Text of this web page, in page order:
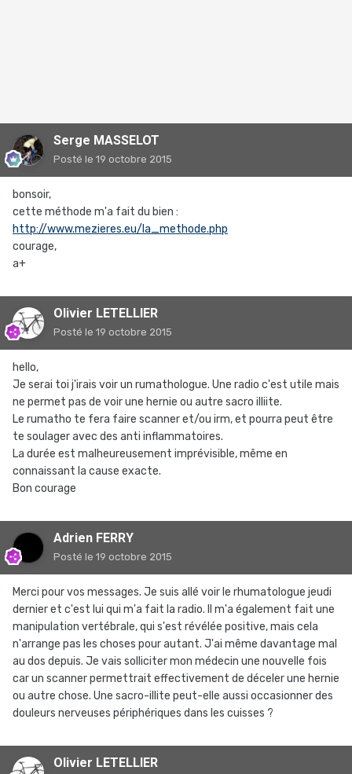
Serge MASSELOT
Posté le 19 octobre 2015
bonsoir,
cette méthode m'a fait du bien :
http://www.mezieres.eu/la_methode.php
courage,
a+
Olivier LETELLIER
Posté le 19 octobre 2015
hello,
Je serai toi j'irais voir un rumathologue. Une radio c'est utile mais
ne permet pas de voir une hernie ou autre sacro illiite.
Le rumatho te fera faire scanner et/ou irm, et pourra peut être
te soulager avec des anti inflammatoires.
La durée est malheureusement imprévisible, même en
connaissant la cause exacte.
Bon courage
Adrien FERRY
Posté le 19 octobre 2015
Merci pour vos messages. Je suis allé voir le rhumatologue jeudi
dernier et c'est lui qui m'a fait la radio. Il m'a également fait une
manipulation vertébrale, qui s'est révélée positive, mais cela
n'arrange pas les choses pour autant. J'ai même davantage mal
au dos depuis. Je vais solliciter mon médecin une nouvelle fois
car un scanner permettrait effectivement de déceler une hernie
ou autre chose. Une sacro-illite peut-elle aussi occasionner des
douleurs nerveuses périphériques dans les cuisses ?
Olivier LETELLIER